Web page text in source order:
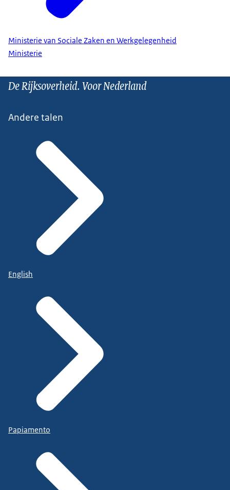
Ministerie van Sociale Zaken en Werkgelegenheid
Ministerie
De Rijksoverheid. Voor Nederland
Andere talen
English
Papiamento